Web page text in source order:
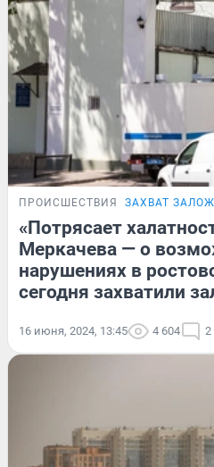
ПРОИСШЕСТВИЯ ЗАХВАТ
«Потрясает
Меркачева — о
нарушениях в
сегодня захватили
16 июня, 2024, 13:45 4 604 2